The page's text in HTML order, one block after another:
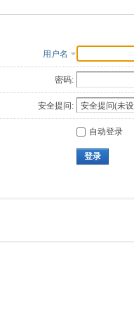
用户名
密码:
安全提问:
自动登录
登录